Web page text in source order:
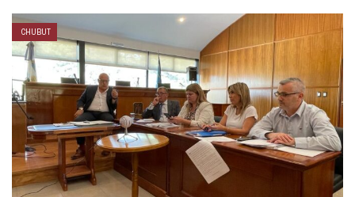
CHUBUT